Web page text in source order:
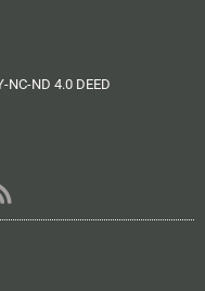
NC-ND 4.0 DEED